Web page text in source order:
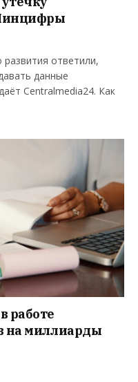
ответили,
данные
Centralmedia24. Как
работе
на миллиарды